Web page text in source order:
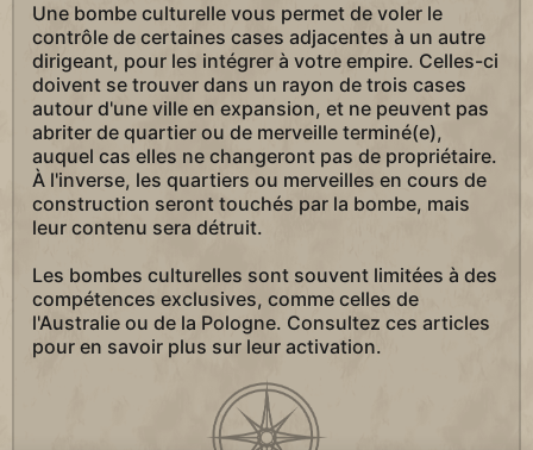
Une bombe culturelle vous permet de voler le
contrôle de certaines cases adjacentes à un autre
dirigeant, pour les intégrer à votre empire. Celles-ci
doivent se trouver dans un rayon de trois cases
autour d'une ville en expansion, et ne peuvent pas
abriter de quartier ou de merveille terminé(e),
auquel cas elles ne changeront pas de propriétaire.
À l'inverse, les quartiers ou merveilles en cours de
construction seront touchés par la bombe, mais
leur contenu sera détruit.
Les bombes culturelles sont souvent limitées à des
compétences exclusives, comme celles de
l'Australie ou de la Pologne. Consultez ces articles
pour en savoir plus sur leur activation.